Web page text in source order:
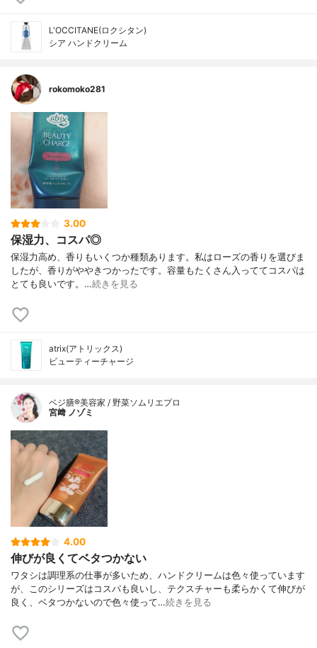
L'OCCITANE(ロクシタン)
シア ハンドクリーム
rokomoko281
3.00
保湿力、コスパ◎
保湿力高め、香りもいくつか種類あります。私はローズの香りを選びま
したが、香りがややきつかったです。容量もたくさん入っててコスパは
とても良いです。…続きを見る
atrix(アトリックス)
ビューティーチャージ
ベジ膳®美容家 / 野菜ソムリエプロ
宮﨑 ノゾミ
4.00
伸びが良くてベタつかない
ワタシは調理系の仕事が多いため、ハンドクリームは色々使っています
が、このシリーズはコスパも良いし、テクスチャーも柔らかくて伸びが
良く、ベタつかないので色々使って…続きを見る